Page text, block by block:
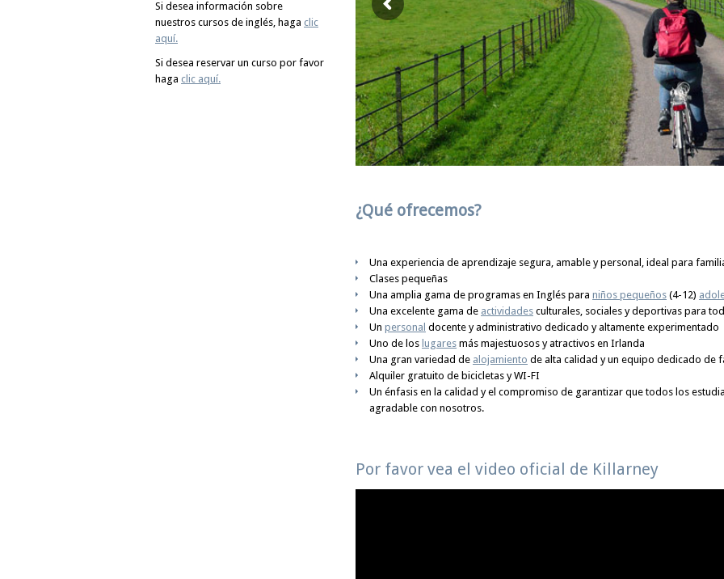
¿Qué ofrecemos?
Una experiencia de aprendizaje segura, amable y personal, ideal para
Clases pequeñas
Una amplia gama de programas en Inglés para niños pequeños (4-12)
Una excelente gama de actividades culturales, sociales y deportivas para
Un personal docente y administrativo dedicado y altamente experimentado
Uno de los lugares más majestuosos y atractivos en Irlanda
Una gran variedad de alojamiento de alta calidad y un equipo dedicado de
Alquiler gratuito de bicicletas y WI-FI
Un énfasis en la calidad y el compromiso de garantizar que todos los
agradable con nosotros.
Por favor vea el video oficial de Killarney
Si desea información sobre
nuestros cursos de inglés, haga clic
aquí.
Si desea reservar un curso por favor
haga clic aquí.